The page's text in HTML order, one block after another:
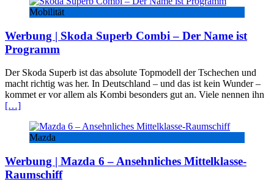
Mobilität
Werbung | Skoda Superb Combi – Der Name ist
Programm
Der Skoda Superb ist das absolute Topmodell der Tschechen und
macht richtig was her. In Deutschland – und das ist kein Wunder –
kommet er vor allem als Kombi besonders gut an. Viele nennen ihn
[…]
Mazda
Werbung | Mazda 6 – Ansehnliches Mittelklasse-
Raumschiff